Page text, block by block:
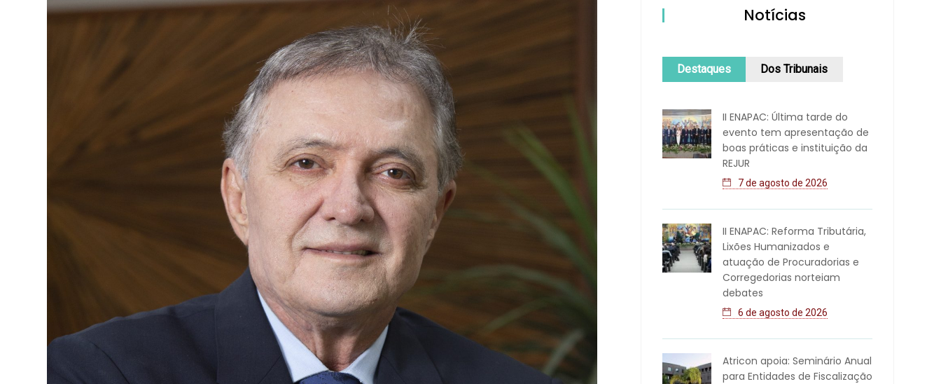
Notícias
Destaques Dos Tribunais
II ENAPAC: Última tarde do
evento tem apresentação de
boas práticas e instituição da
REJUR
7 de agosto de 2026
II ENAPAC: Reforma Tributária,
Lixões Humanizados e
atuação de Procuradorias e
Corregedorias norteiam
debates
6 de agosto de 2026
Atricon apoia: Seminário Anual
para Entidades de Fiscalização